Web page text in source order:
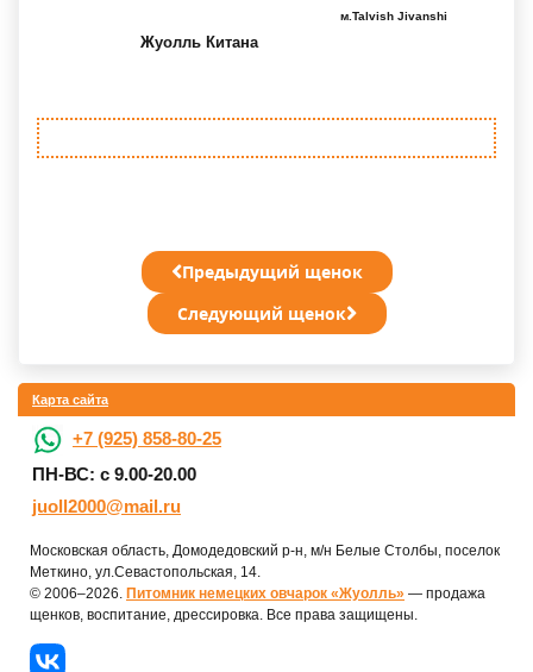
м.Talvish Jivanshi
Жуолль Китана
Предыдущий щенок
Следующий щенок
Карта сайта
+7 (925) 858-80-25
ПН-ВС: с 9.00-20.00
juoll2000@mail.ru
Московская область, Домодедовский р-н, м/н Белые Столбы, поселок
Меткино, ул.Севастопольская, 14.
© 2006–2026. Питомник немецких овчарок «Жуолль» — продажа
щенков, воспитание, дрессировка. Все права защищены.